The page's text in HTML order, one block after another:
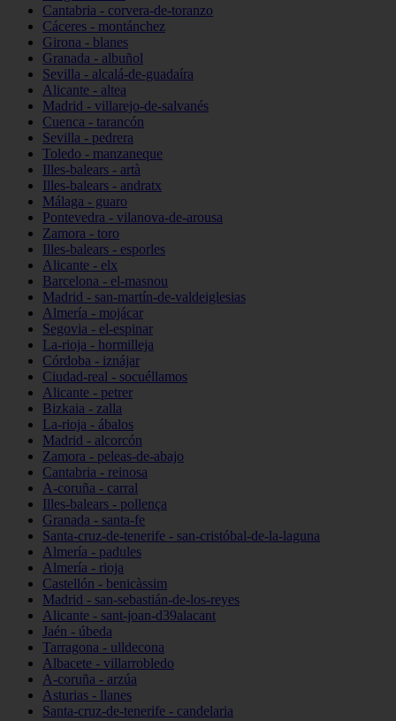
Cantabria - corvera-de-toranzo
Cáceres - montánchez
Girona - blanes
Granada - albuñol
Sevilla - alcalá-de-guadaíra
Alicante - altea
Madrid - villarejo-de-salvanés
Cuenca - tarancón
Sevilla - pedrera
Toledo - manzaneque
Illes-balears - artà
Illes-balears - andratx
Málaga - guaro
Pontevedra - vilanova-de-arousa
Zamora - toro
Illes-balears - esporles
Alicante - elx
Barcelona - el-masnou
Madrid - san-martín-de-valdeiglesias
Almería - mojácar
Segovia - el-espinar
La-rioja - hormilleja
Córdoba - iznájar
Ciudad-real - socuéllamos
Alicante - petrer
Bizkaia - zalla
La-rioja - ábalos
Madrid - alcorcón
Zamora - peleas-de-abajo
Cantabria - reinosa
A-coruña - carral
Illes-balears - pollença
Granada - santa-fe
Santa-cruz-de-tenerife - san-cristóbal-de-la-laguna
Almería - padules
Almería - rioja
Castellón - benicàssim
Madrid - san-sebastián-de-los-reyes
Alicante - sant-joan-d39alacant
Jaén - úbeda
Tarragona - ulldecona
Albacete - villarrobledo
A-coruña - arzúa
Asturias - llanes
Santa-cruz-de-tenerife - candelaria